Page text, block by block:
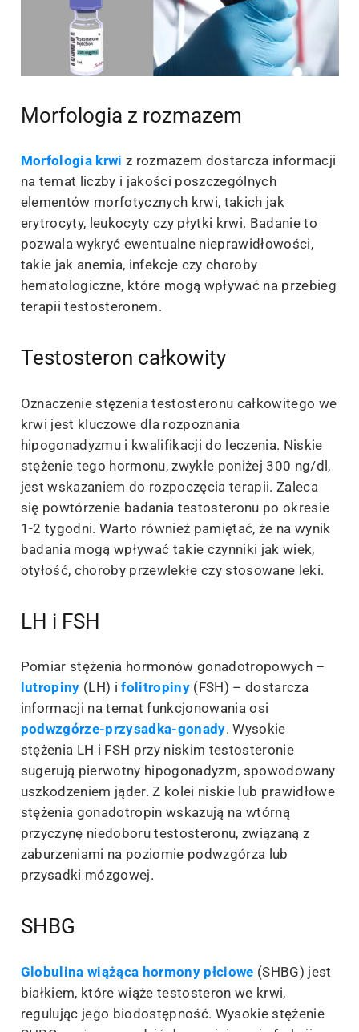
Morfologia z rozmazem
Morfologia krwi z rozmazem dostarcza informacji
na temat liczby i jakości poszczególnych
elementów morfotycznych krwi, takich jak
erytrocyty, leukocyty czy płytki krwi. Badanie to
pozwala wykryć ewentualne nieprawidłowości,
takie jak anemia, infekcje czy choroby
hematologiczne, które mogą wpływać na przebieg
terapii testosteronem.
Testosteron całkowity
Oznaczenie stężenia testosteronu całkowitego we
krwi jest kluczowe dla rozpoznania
hipogonadyzmu i kwalifikacji do leczenia. Niskie
stężenie tego hormonu, zwykle poniżej 300 ng/dl,
jest wskazaniem do rozpoczęcia terapii. Zaleca
się powtórzenie badania testosteronu po okresie
1-2 tygodni. Warto również pamiętać, że na wynik
badania mogą wpływać takie czynniki jak wiek,
otyłość, choroby przewlekłe czy stosowane leki.
LH i FSH
Pomiar stężenia hormonów gonadotropowych –
lutropiny (LH) ifolitropiny (FSH) – dostarcza
informacji na temat funkcjonowania osi
podwzgórze-przysadka-gonady. Wysokie
stężenia LH i FSH przy niskim testosteronie
sugerują pierwotny hipogonadyzm, spowodowany
uszkodzeniem jąder. Z kolei niskie lub prawidłowe
stężenia gonadotropin wskazują na wtórną
przyczynę niedoboru testosteronu, związaną z
zaburzeniami na poziomie podwzgórza lub
przysadki mózgowej.
SHBG
Globulina wiążąca hormony płciowe (SHBG) jest
białkiem, które wiąże testosteron we krwi,
regulując jego biodostępność. Wysokie stężenie